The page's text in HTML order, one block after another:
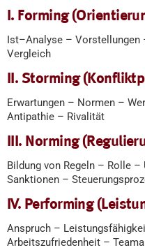
I. Forming
Ist–Analyse –
Vergleich
II. Storming
Erwartungen – Normen –
Antipathie – Rivalität
III. Norming
Bildung von Regeln – Rolle
Sanktionen –
IV. Performing
Anspruch –
Arbeitszufriedenheit –